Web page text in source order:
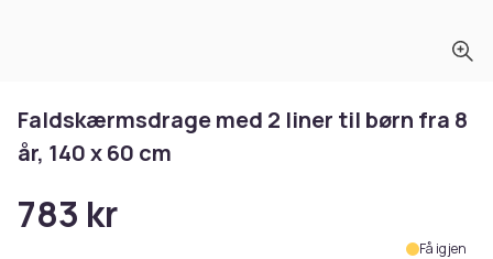
Faldskærmsdrage med 2 liner til børn fra 8
år, 140 x 60 cm
783 kr
Få igjen